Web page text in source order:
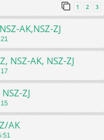
1 2 3
AK,NSZ-ZJ
NSZ-AK, NSZ-ZJ
ZJ
AK